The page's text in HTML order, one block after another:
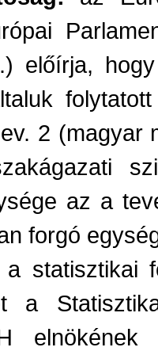
előírja,
2 (magyar
az a
forgó
statisztikai
a